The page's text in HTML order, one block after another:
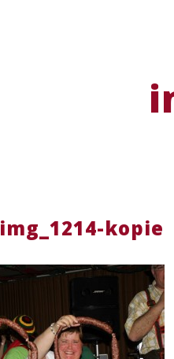
img_1214-kopie